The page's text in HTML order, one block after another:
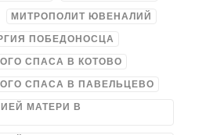
МИТРОПОЛИТ ЮВЕНАЛИЙ
ПОБЕДОНОСЦА
СПАСА В КОТОВО
СПАСА В ПАВЕЛЬЦЕВО
МАТЕРИ В